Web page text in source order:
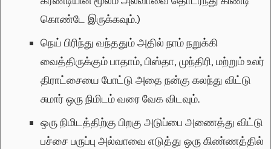
கொண்டே இருக்கவும்.)
நெய் பிரிந்து வந்ததும் அதில் நாம் நறுக்கி
வைத்திருக்கும் பாதாம், பிஸ்தா, முந்திரி, மற்றும் உலர்
திராட்சையை போட்டு அதை நன்கு கலந்து விட்டு
சுமார் ஒரு நிமிடம் வரை வேக விடவும்.
ஒரு நிமிடத்திற்கு பிறகு அடுப்பை அணைத்து விட்டு
பச்சை பருப்பு அல்வாவை எடுத்து ஒரு கிண்ணத்தில்